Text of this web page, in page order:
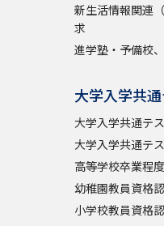
新生活情報関連
求
進学塾・予備校
大学入学共
大学入学共通テ
大学入学共通テ
高等学校卒業程
幼稚園教員資格
小学校教員資格